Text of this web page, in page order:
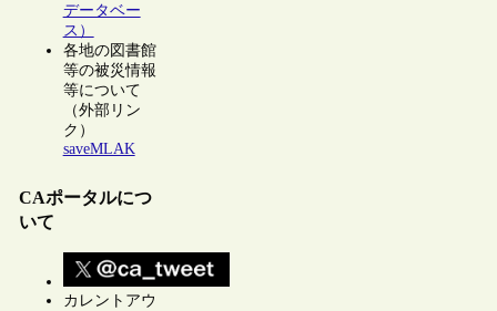
データベー
ス）
各地の図書館
等の被災情報
等について
（外部リン
ク）
saveMLAK
CAポータルにつ
いて
カレントアウ